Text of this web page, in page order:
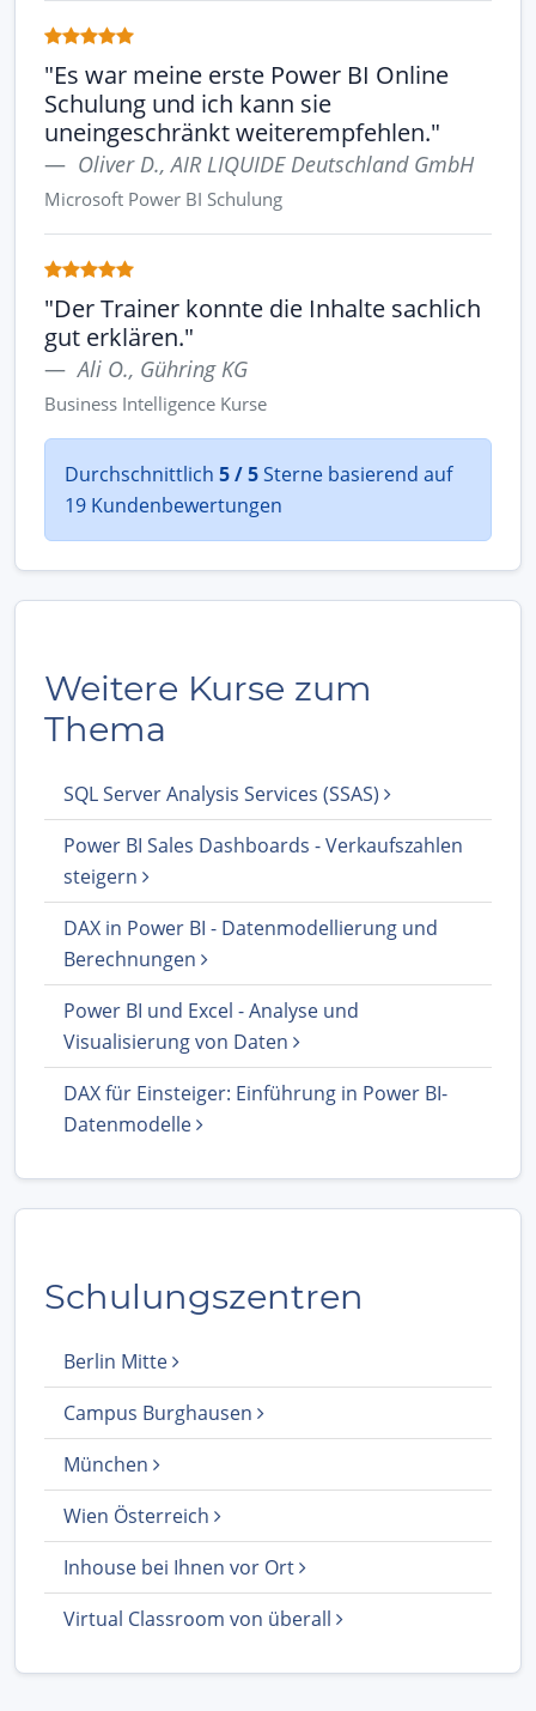
"Es war meine erste Power BI Online
Schulung und ich kann sie
uneingeschränkt weiterempfehlen."
Oliver D., AIR LIQUIDE Deutschland GmbH
Microsoft Power BI Schulung
"Der Trainer konnte die Inhalte sachlich
gut erklären."
Ali O., Gühring KG
Business Intelligence Kurse
Durchschnittlich 5 / 5Sterne basierend auf
19 Kundenbewertungen
Weitere Kurse zum
Thema
SQL Server Analysis Services (SSAS)
Power BI Sales Dashboards - Verkaufszahlen
steigern
DAX in Power BI - Datenmodellierung und
Berechnungen
Power BI und Excel - Analyse und
Visualisierung von Daten
DAX für Einsteiger: Einführung in Power BI-
Datenmodelle
Schulungszentren
Berlin Mitte
Campus Burghausen
München
Wien Österreich
Inhouse bei Ihnen vor Ort
Virtual Classroom von überall